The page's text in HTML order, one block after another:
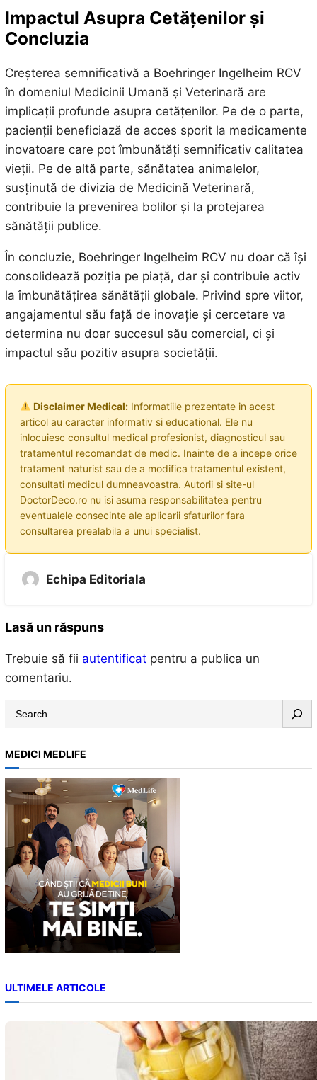
Impactul Asupra Cetățenilor și
Concluzia
Creșterea semnificativă a Boehringer Ingelheim RCV
în domeniul Medicinii Umană și Veterinară are
implicații profunde asupra cetățenilor. Pe de o parte,
pacienții beneficiază de acces sporit la medicamente
inovatoare care pot îmbunătăți semnificativ calitatea
vieții. Pe de altă parte, sănătatea animalelor,
susținută de divizia de Medicină Veterinară,
contribuie la prevenirea bolilor și la protejarea
sănătății publice.
În concluzie, Boehringer Ingelheim RCV nu doar că își
consolidează poziția pe piață, dar și contribuie activ
la îmbunătățirea sănătății globale. Privind spre viitor,
angajamentul său față de inovație și cercetare va
determina nu doar succesul său comercial, ci și
impactul său pozitiv asupra societății.
Disclaimer Medical:Informatiile prezentate in acest
articol au caracter informativ si educational. Ele nu
inlocuiesc consultul medical profesionist, diagnosticul sau
tratamentul recomandat de medic. Inainte de a incepe orice
tratament naturist sau de a modifica tratamentul existent,
consultati medicul dumneavoastra. Autorii si site-ul
DoctorDeco.ro nu isi asuma responsabilitatea pentru
eventualele consecinte ale aplicarii sfaturilor fara
consultarea prealabila a unui specialist.
Echipa Editoriala
Lasă un răspuns
Trebuie să fii autentificatpentru a publica un
comentariu.
r
c
h
MEDICI MEDLIFE
ULTIMELE ARTICOLE